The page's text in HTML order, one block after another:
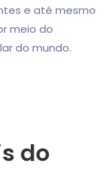
e até mesmo
meio do
do mundo.
do